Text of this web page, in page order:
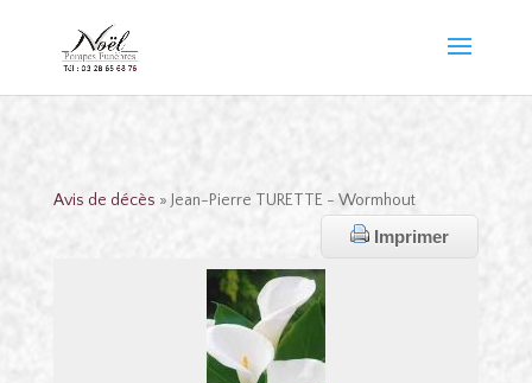
Avis de décès » Jean-Pierre TURETTE - Wormhout
Imprimer